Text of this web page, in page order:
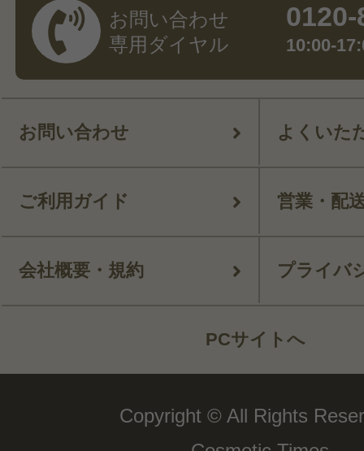
お問い合わせ
専用ダイヤル
10:00-
お問い合わせ よくいた
ご利用ガイド 営業・配
会社概要・規約 プライバ
PCサイトへ
Copyright © All Rights